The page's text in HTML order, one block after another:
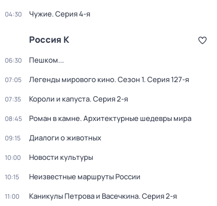
04:30 Чужие. Серия 4-я
Россия К
06:30 Пешком...
07:05 Легенды мирового кино. Сезон 1. Серия 127-я
07:35 Короли и капуста. Серия 2-я
08:45 Роман в камне. Архитектурные шедевры мира
09:15 Диалоги о животных
10:00 Новости культуры
10:15 Неизвестные маршруты России
11:00 Каникулы Петрова и Васечкина. Серия 2-я